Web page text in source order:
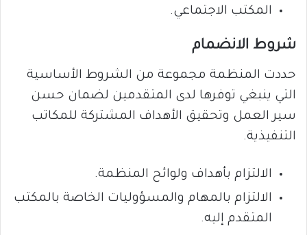
المكتب الاجتماعي.
شروط الانضمام
حددت المنظمة مجموعة من الشروط الأساسية
التي ينبغي توفرها لدى المتقدمين لضمان حسن
سير العمل وتحقيق الأهداف المشتركة للمكاتب
التنفيذية.
الالتزام بأهداف ولوائح المنظمة.
الالتزام بالمهام والمسؤوليات الخاصة بالمكتب
المتقدم إليه.